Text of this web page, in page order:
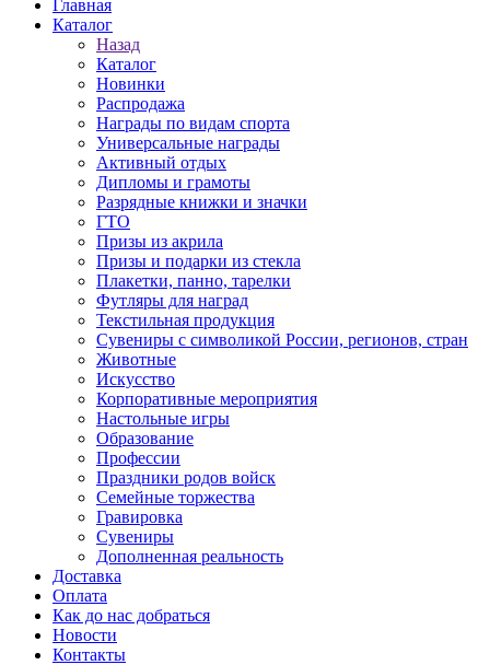
Главная
Каталог
Назад
Каталог
Новинки
Распродажа
Награды по видам спорта
Универсальные награды
Активный отдых
Дипломы и грамоты
Разрядные книжки и значки
ГТО
Призы из акрила
Призы и подарки из стекла
Плакетки, панно, тарелки
Футляры для наград
Текстильная продукция
Сувениры с символикой России, регионов, стран
Животные
Искусство
Корпоративные мероприятия
Настольные игры
Образование
Профессии
Праздники родов войск
Семейные торжества
Гравировка
Сувениры
Дополненная реальность
Доставка
Оплата
Как до нас добраться
Новости
Контакты